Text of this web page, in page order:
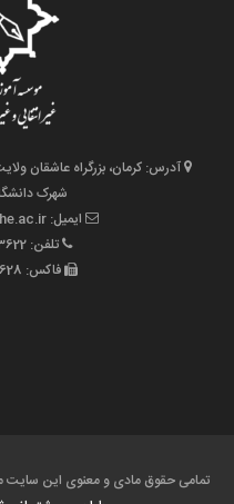
آدرس: کرمان، بزرگراه عاشقان
شهرک
ایمیل: info@kermanihe.ac.ir
تلفن: 33243622-034
فاکس: 33243628-034
تمامی حقوق مادی و معنوی این سایت